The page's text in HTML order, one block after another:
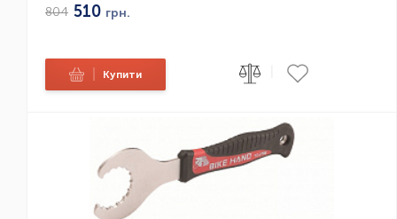
804 510 грн.
Купити